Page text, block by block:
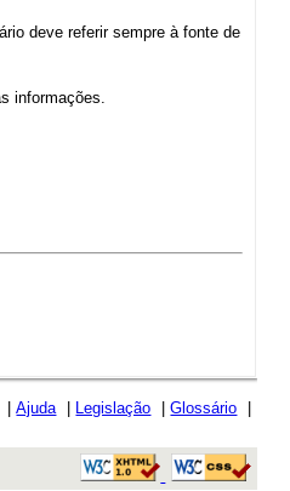
deve referir sempre à fonte de
informações.
|Ajuda Legislação |Glossário